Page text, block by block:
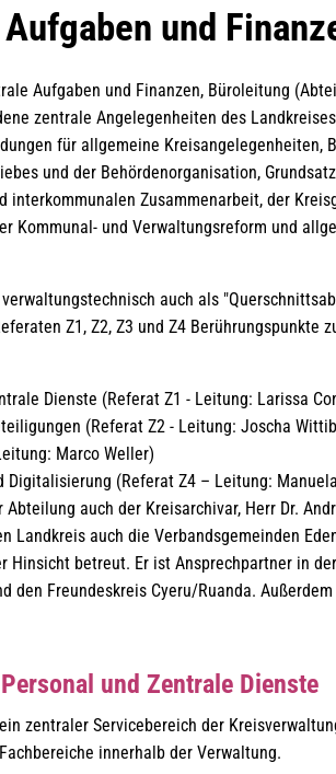
und
Aufgaben und Finanzen, Büroleitung
zentrale Angelegenheiten des
für allgemeine Kreisangelegenheiten,
und der Behördenorganisation,
interkommunalen Zusammenarbeit, der
Kommunal- und Verwaltungsreform und
auch als
Z1, Z2, Z3 und Z4 Berührungspunkte
Dienste (Referat Z1 - Leitung: Larissa
(Referat Z2 - Leitung: Joscha
Marco Weller)
Digitalisierung (Referat Z4 – Leitung:
auch der Kreisarchivar, Herr Dr.
Landkreis auch die Verbandsgemeinden
Hinsicht betreut. Er ist Ansprechpartner in
den Freundeskreis Cyeru/Ruanda.
und Zentrale Dienste
zentraler Servicebereich der
innerhalb der Verwaltung.